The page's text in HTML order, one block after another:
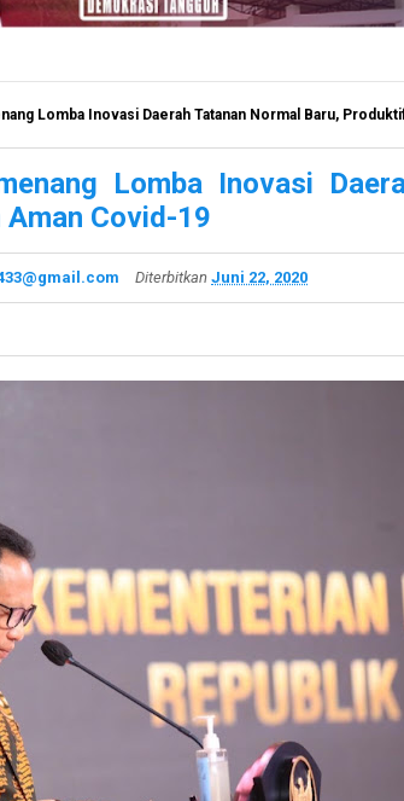
Lomba Inovasi Daerah Tatanan Normal Baru, Produktif
Lomba Inovasi
Covid-19
Diterbitkan Juni 22, 2020